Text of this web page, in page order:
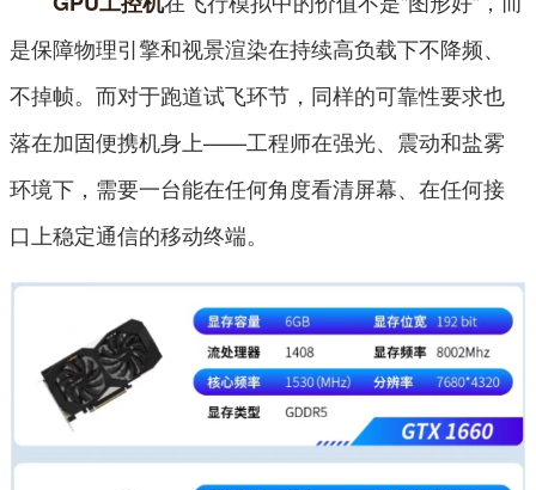
是保障物理引擎和视景渲染在持续高负载下不降频、
不掉帧。而对于跑道试飞环节，同样的可靠性要求也
落在加固便携机身上——工程师在强光、震动和盐雾
环境下，需要一台能在任何角度看清屏幕、在任何接
口上稳定通信的移动终端。